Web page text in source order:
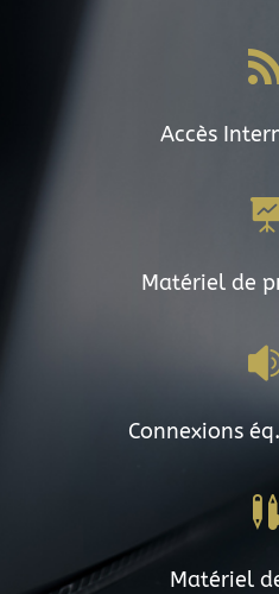
Accès
Matériel de
Connexions

Matériel